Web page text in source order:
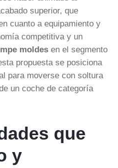
superior, que
cuanto a equipamiento y
competitiva y un
moldes en el segmento
propuesta se posiciona
para moverse con soltura
un coche de categoría
que
y